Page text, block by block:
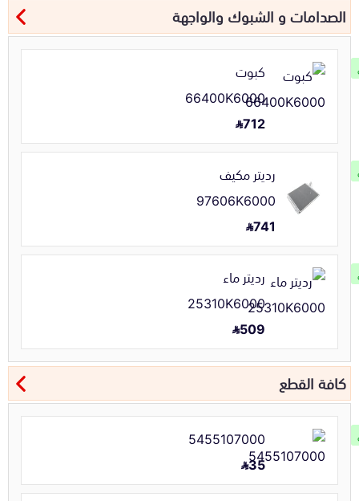
الصدامات و الشبوك والواجهة
كبوت
66400K6000
712
رديتر مكيف
97606K6000
741
رديتر ماء
25310K6000
509
كافة القطع
5455107000
35